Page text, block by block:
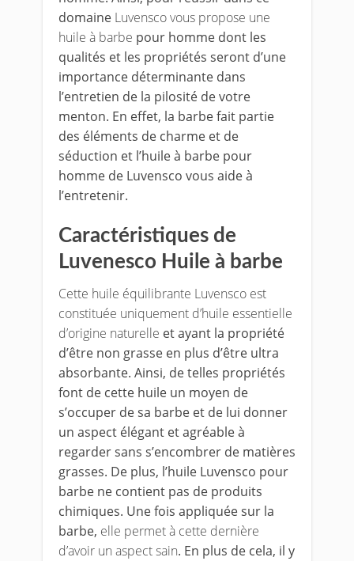
domaine Luvensco vous propose une
huile à barbe pour homme dont les
qualités et les propriétés seront d’une
importance déterminante dans
l’entretien de la pilosité de votre
menton. En effet, la barbe fait partie
des éléments de charme et de
séduction et l’huile à barbe pour
homme de Luvensco vous aide à
l’entretenir.
Caractéristiques de
Luvenesco Huile à barbe
Cette huile équilibrante Luvensco est
constituée uniquement d’huile essentielle
d’origine naturelle et ayant la propriété
d’être non grasse en plus d’être ultra
absorbante. Ainsi, de telles propriétés
font de cette huile un moyen de
s’occuper de sa barbe et de lui donner
un aspect élégant et agréable à
regarder sans s’encombrer de matières
grasses. De plus, l’huile Luvensco pour
barbe ne contient pas de produits
chimiques. Une fois appliquée sur la
barbe, elle permet à cette dernière
d’avoir un aspect sain. En plus de cela, il y